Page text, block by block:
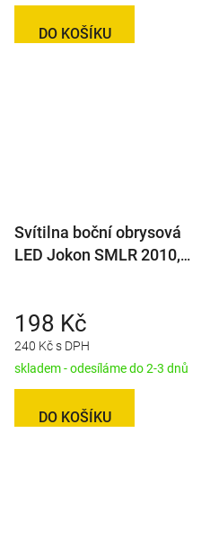
DO KOŠÍKU
Svítilna boční obrysová
LED Jokon SMLR 2010,
240 Kč s DPH
198 Kč
skladem - odesíláme do 2-3 dnů
DO KOŠÍKU